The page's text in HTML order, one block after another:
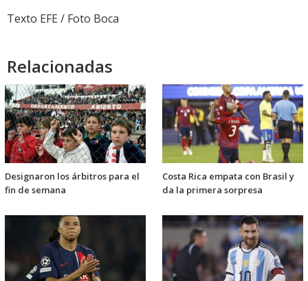
Texto EFE / Foto Boca
Relacionadas
Designaron los árbitros para el
fin de semana
Costa Rica empata con Brasil y
da la primera sorpresa